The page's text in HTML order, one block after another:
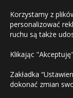
Korzystamy z
personalizować
ruchu są także
Klikając
Zakładka
dokonać zmian